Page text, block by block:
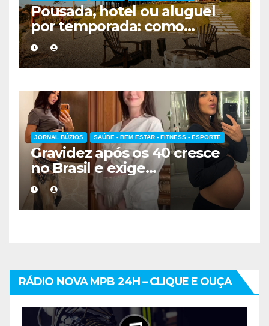
Pousada, hotel ou aluguel
por temporada: como
escolher a melhor
hospedagem
JORNAL BÚZIOS SAÚDE - BEM ESTAR - FITNESS - ESPORTE
Gravidez após os 40 cresce
no Brasil e exige
acompanhamento médico
mais cuidadoso
RÁDIO NOVA MPB 24H – CLIQUE E OUÇA